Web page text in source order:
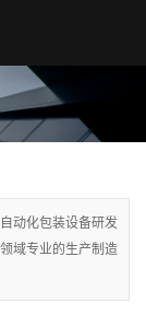
动化包装设备研发
域专业的生产制造